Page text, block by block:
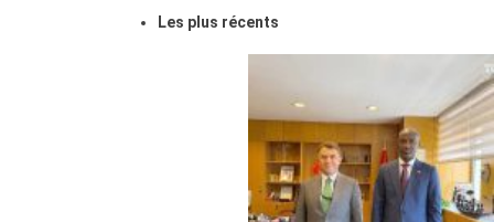
Les plus récents